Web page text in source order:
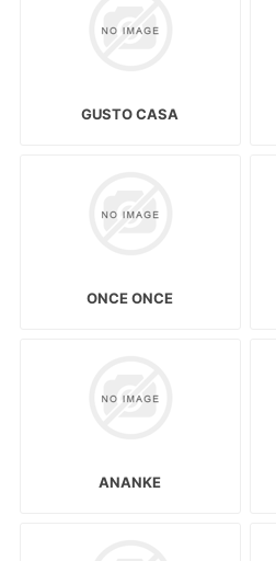
GUSTO CASA
ONCE ONCE
ANANKE